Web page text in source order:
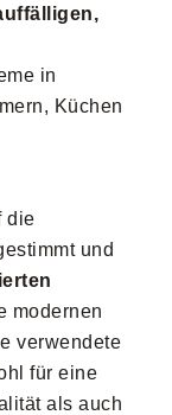
in
Küchen
die
und
modernen
verwendete
für eine
als auch